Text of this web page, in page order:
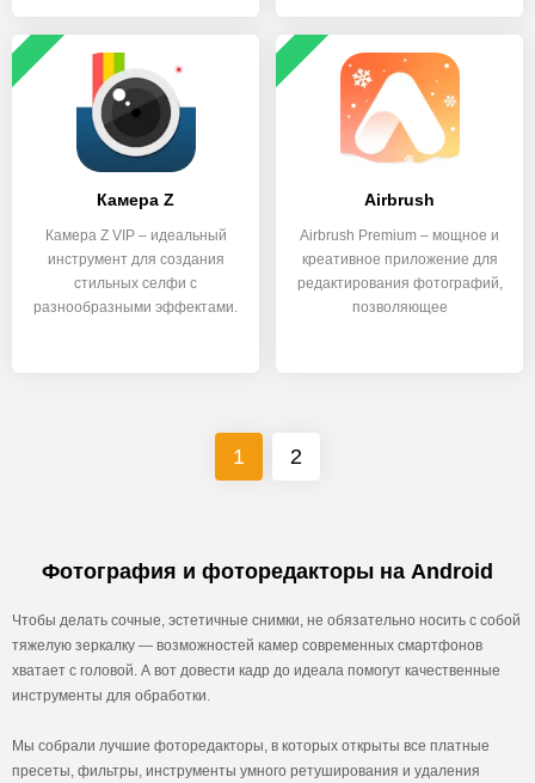
Фотография и фоторедакторы на Android
Чтобы делать сочные, эстетичные снимки, не обязательно носить с собой
тяжелую зеркалку — возможностей камер современных смартфонов
хватает с головой. А вот довести кадр до идеала помогут качественные
инструменты для обработки.
Мы собрали лучшие фоторедакторы, в которых открыты все платные
пресеты, фильтры, инструменты умного ретуширования и удаления
Камера Z
Камера Z VIP – идеальный
инструмент для создания
стильных селфи с
разнообразными эффектами.
Airbrush
Airbrush Premium – мощное и
креативное приложение для
редактирования фотографий,
позволяющее
1 2